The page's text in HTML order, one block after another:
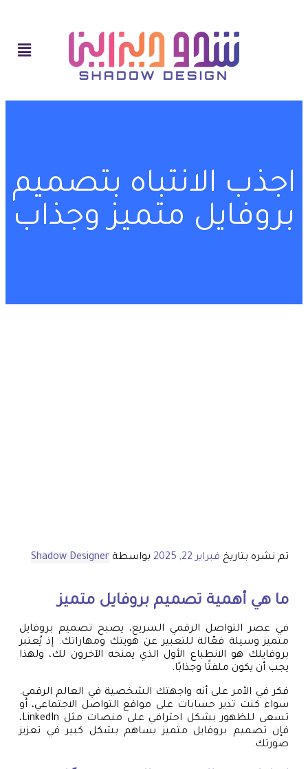
اجذب الانتباه بتصميم
بروفايل متميز وجذاب
تم نشره بتاريخ فبراير 22, 2025 بواسطة Shadow Designer
ما هي أهمية تصميم بروفايل متميز
في عصر التواصل الرقمي السريع، يصبح تصميم بروفايل
متميز وسيلة فعّالة للتعبير عن هويتك ومهاراتك. إذ يُعتبر
بروفايلك هو الانطباع الأول الذي يمنحه الآخرون لك، ولهذا
يجب أن يكون ملفتًا وجذابًا.
فكر في الأمر على أنه واجهتك الشخصية في العالم الرقمي.
سواء كنت تدير حسابات على مواقع التواصل الاجتماعي، أو
تسعى للظهور بشكل احترافي على منصات مثل LinkedIn،
فإن تصميم بروفايل متميز يساهم بشكل كبير في تعزيز
صورتك.